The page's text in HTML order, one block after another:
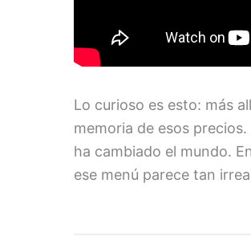
Lo curioso es esto: más
memoria de esos
ha cambiado el mundo.
ese menú parece tan